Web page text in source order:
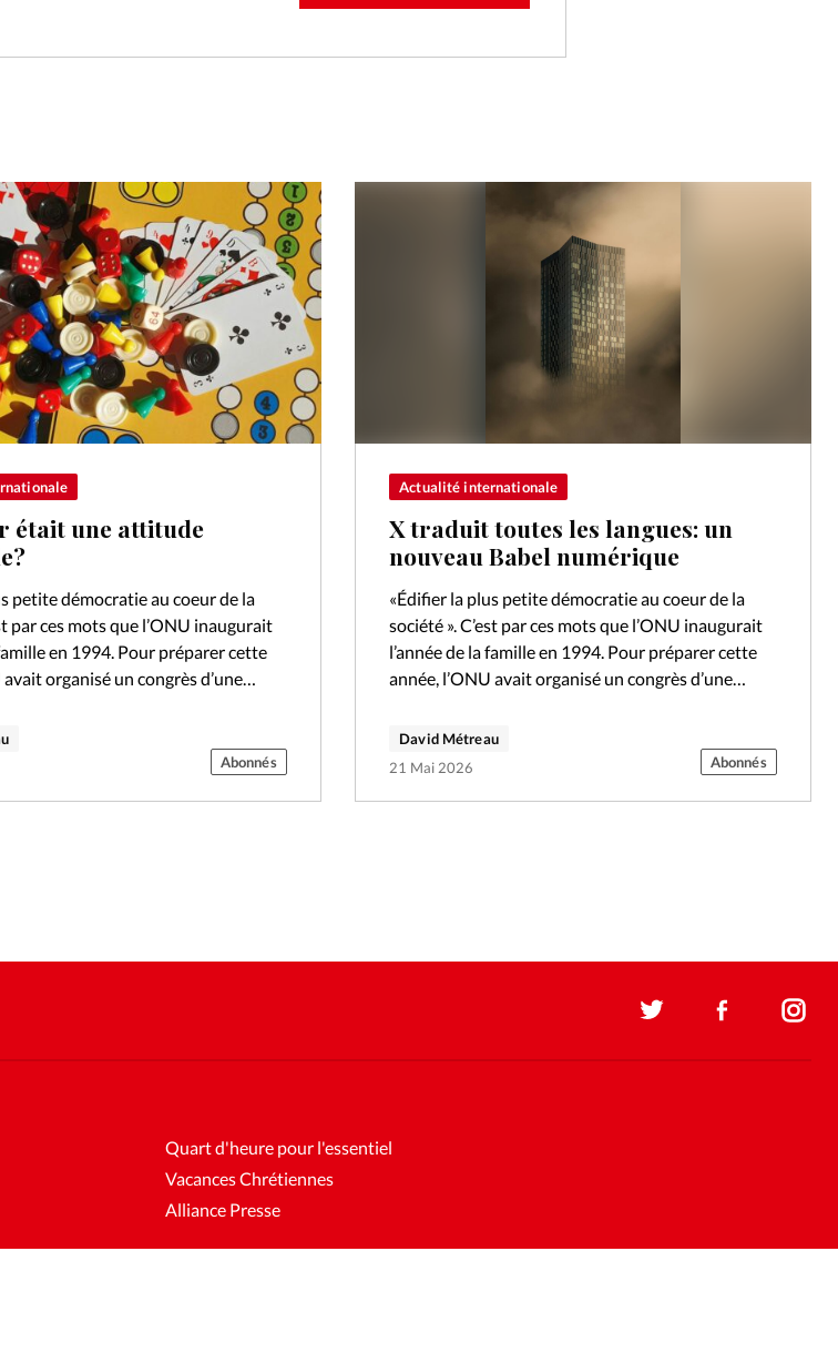
était une attitude
petite démocratie au coeur de la
par ces mots que l’ONU inaugurait
en 1994. Pour préparer cette
avait organisé un congrès d’une
Abonnés
Actualité internationale
X traduit toutes les langues: un
nouveau Babel numérique
«Édifier la plus petite démocratie au coeur de la
société ». C’est par ces mots que l’ONU inaugurait
l’année de la famille en 1994. Pour préparer cette
année, l’ONU avait organisé un congrès d’une
David Métreau
21 Mai 2026
Abonnés
Quart d'heure pour l'essentiel
Vacances Chrétiennes
Alliance Presse